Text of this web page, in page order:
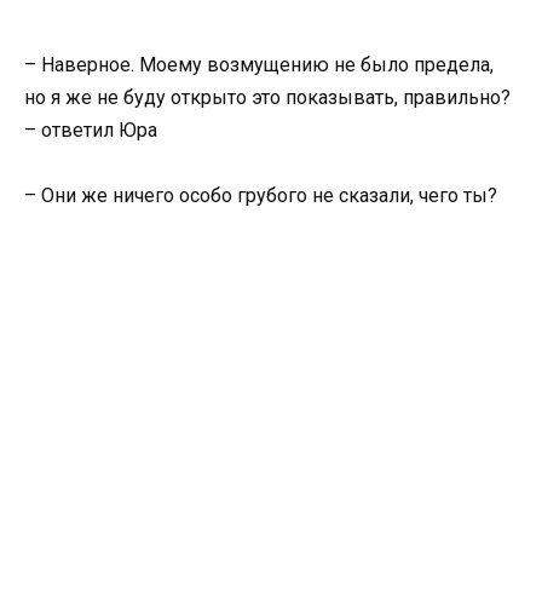
– Наверное. Моему возмущению не было предела,
но я же не буду открыто это показывать, правильно?
– ответил Юра
– Они же ничего особо грубого не сказали, чего ты?